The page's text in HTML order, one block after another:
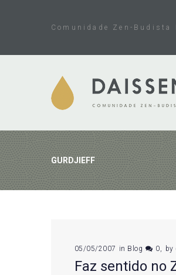
Comunidade Zen-Budista
GURDJIEFF
Gurdjieff
05/05/2007 in Blog 0 by
Faz sentido no